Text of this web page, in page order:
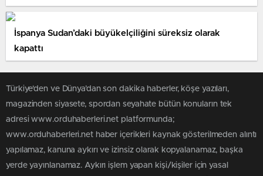
İspanya Sudan’daki büyükelçiliğini süreksiz olarak
kapattı
Türkiye'den ve Dünya’dan son dakika haberler, köşe yazıları,
magazinden siyasete, spordan seyahate bütün konuların tek
adresi www.orduhaberleri.net platformunda;
www.orduhaberleri.net haber içerikleri kaynak gösterilmeden alıntı
yapılamaz, kanuna aykırı ve izinsiz olarak kopyalanamaz, başka
yerde yayınlanamaz. Aykırı işlem yapan kişi/kişiler için yasal